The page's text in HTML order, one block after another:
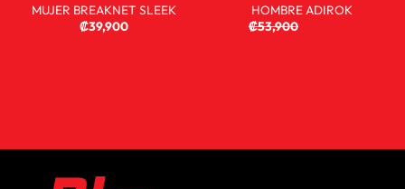
MUJER BREAKNET SLEEK
₡39,900
HOMBRE ADIROK
₡53,900